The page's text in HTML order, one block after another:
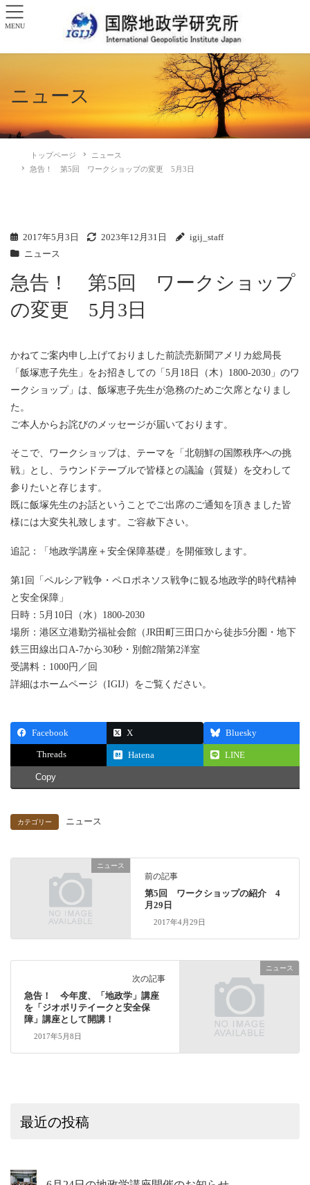
ニュース
トップページ
ニュース
急告！ 第5回 ワークショップの変更 5月3日
2017年5月3日 2023年12月31日
igij_staff
ニュース
急告！ 第5回 ワークショップ
の変更 5月3日
かねてご案内申し上げておりました前読売新聞アメリカ総局長
「飯塚恵子先生」をお招きしての「5月18日（木）1800‐2030」のワ
ークショップ」は、飯塚恵子先生が急務のためご欠席となりまし
た。
ご本人からお詫びのメッセージが届いております。
そこで、ワークショップは、テーマを「北朝鮮の国際秩序への挑
戦」とし、ラウンドテーブルで皆様との議論（質疑）を交わして
参りたいと存じます。
既に飯塚先生のお話ということでご出席のご通知を頂きました皆
様には大変失礼致します。ご容赦下さい。
追記：「地政学講座＋安全保障基礎」を開催致します。
第1回「ペルシア戦争・ペロポネソス戦争に観る地政学的時代精神
と安全保障」
日時：5月10日（水）1800‐2030
場所：港区立港勤労福祉会館（JR田町三田口から徒歩5分圏・地下
鉄三田線出口A-7から30秒・別館2階第2洋室
受講料：1000円／回
詳細はホームページ（IGIJ）をご覧ください。
Facebook X Bluesky
Threads Hatena LINE
Copy
カテゴリー ニュース
ニュース
前の記事
第5回 ワークショップの紹介 4
月29日
2017年4月29日
ニュース
次の記事
急告！ 今年度、「地政学」講座
を「ジオポリテイークと安全保
障」講座として開講！
2017年5月8日
最近の投稿
MENU